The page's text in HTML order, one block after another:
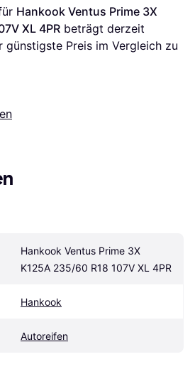
Hankook Ventus Prime 3X
XL 4PR
Hankook Ventus Prime 3X
K125A 235/60 R18 107V XL 4PR
Hankook
Autoreifen